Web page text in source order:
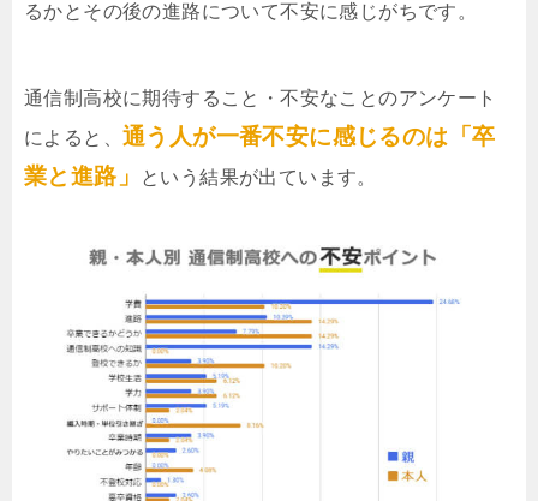
るかとその後の進路について不安に感じがちです。
通信制高校に期待すること・不安なことのアンケート
によると、 通う人が一番不安に感じるのは「卒
業と進路」
という結果が出ています。